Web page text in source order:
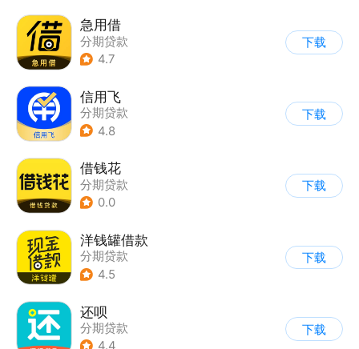
急用借
分期贷款
4.7
下载
信用飞
分期贷款
4.8
下载
借钱花
分期贷款
0.0
下载
洋钱罐借款
分期贷款
4.5
下载
还呗
分期贷款
下载